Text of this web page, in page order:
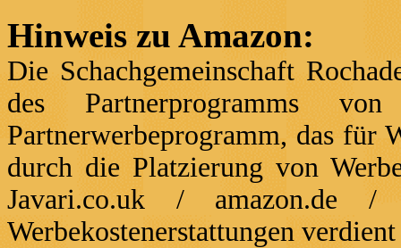
Hinweis zu Amazon:
Die Schachgemeinschaft
des Partnerprogramms
Partnerwerbeprogramm, das für
durch die Platzierung von
Javari.co.uk / amazon.de
Werbekostenerstattungen